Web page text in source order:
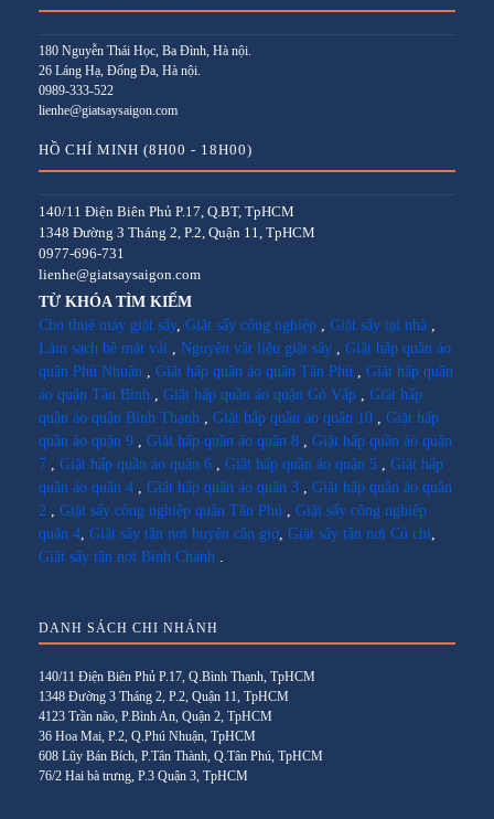
180 Nguyễn Thái Học, Ba Đình, Hà nội.
26 Láng Hạ, Đống Đa, Hà nội.
0989-333-522
lienhe@giatsaysaigon.com
HỒ CHÍ MINH (8H00 - 18H00)
140/11 Điện Biên Phủ P.17, Q.BT, TpHCM
1348 Đường 3 Tháng 2, P.2, Quận 11, TpHCM
0977-696-731
lienhe@giatsaysaigon.com
TỪ KHÓA TÌM KIẾM
Cho thuê máy giặt sấy, Giặt sấy công nghiệp , Giặt sấy tại nhà ,
Làm sạch bề mặt vải , Nguyên vật liệu giặt sấy , Giặt hấp quần áo
quận Phú Nhuận , Giặt hấp quần áo quận Tân Phú , Giặt hấp quần
áo quận Tân Bình , Giặt hấp quần áo quận Gò Vấp , Giặt hấp
quần áo quận Bình Thạnh , Giặt hấp quần áo quận 10 , Giặt hấp
quần áo quận 9 , Giặt hấp quần áo quận 8 , Giặt hấp quần áo quận
7 , Giặt hấp quần áo quận 6 , Giặt hấp quần áo quận 5 , Giặt hấp
quần áo quận 4 , Giặt hấp quần áo quận 3 , Giặt hấp quần áo quận
2 , Giặt sấy công nghiệp quận Tân Phú , Giặt sấy công nghiệp
quận 4, Giặt sấy tận nơi huyện cần giờ, Giặt sấy tận nơi Củ chi,
Giặt sấy tận nơi Bình Chánh .
DANH SÁCH CHI NHÁNH
140/11 Điện Biên Phủ P.17, Q.Bình Thạnh, TpHCM
1348 Đường 3 Tháng 2, P.2, Quận 11, TpHCM
4123 Trần não, P.Bình An, Quận 2, TpHCM
36 Hoa Mai, P.2, Q.Phú Nhuận, TpHCM
608 Lũy Bán Bích, P.Tân Thành, Q.Tân Phú, TpHCM
76/2 Hai bà trưng, P.3 Quận 3, TpHCM